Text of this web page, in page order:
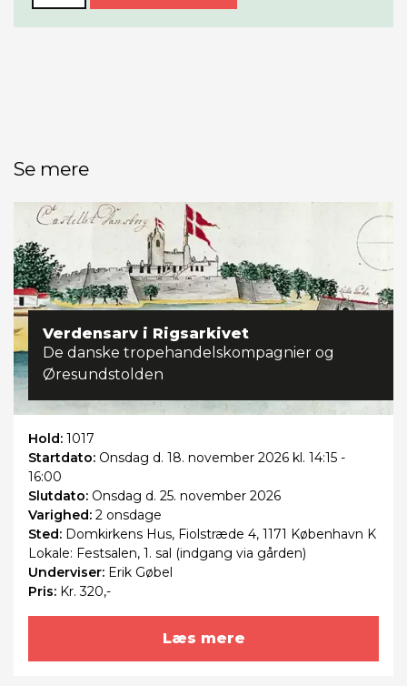
Se mere
Verdensarv i Rigsarkivet
De danske tropehandelskompagnier og
Øresundstolden
Hold: 1017
Startdato: Onsdag d. 18. november 2026 kl. 14:15 -
16:00
Slutdato: Onsdag d. 25. november 2026
Varighed: 2 onsdage
Sted: Domkirkens Hus, Fiolstræde 4, 1171 København K
Lokale: Festsalen, 1. sal (indgang via gården)
Underviser: Erik Gøbel
Pris: Kr. 320,-
Læs mere